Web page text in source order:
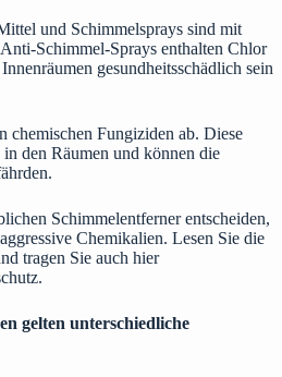
und Schimmelsprays sind mit
Schimmel-Sprays enthalten Chlor
gesundheitsschädlich sein
chemischen Fungiziden ab. Diese
den Räumen und können die
Schimmelentferner entscheiden,
Chemikalien. Lesen Sie die
tragen Sie auch hier
gelten unterschiedliche